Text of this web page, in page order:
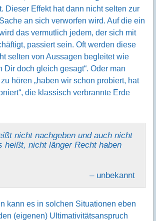
Dieser Effekt hat dann nicht selten zur
an sich verworfen wird. Auf die ein
das vermutlich jedem, der sich mit
passiert sein. Oft werden diese
selten von Aussagen begleitet wie
Dir doch gleich gesagt“. Oder man
hören „haben wir schon probiert, hat
die klassisch verbrannte Erde
nicht nachgeben und auch nicht
heißt, nicht länger Recht haben
– unbekannt
kann es in solchen Situationen eben
(eigenen) Ultimativitätsanspruch